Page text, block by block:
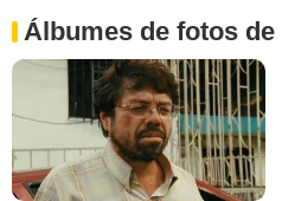
Álbumes de fotos de